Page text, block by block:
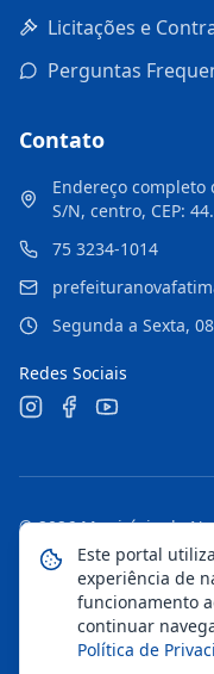
Licitações e
Perguntas
Contato
Endereço completo
S/N, centro, CEP:
75 3234-1014
Segunda a Sexta,
Redes Sociais
©2026 Município de
reservados.
Mapa do Site
Este portal
experiência de
funcionamento
continuar
Política de